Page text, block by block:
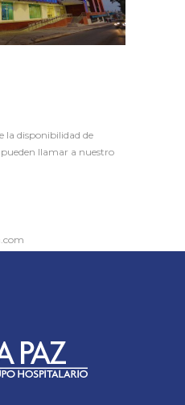
la disponibilidad de
llamar a nuestro